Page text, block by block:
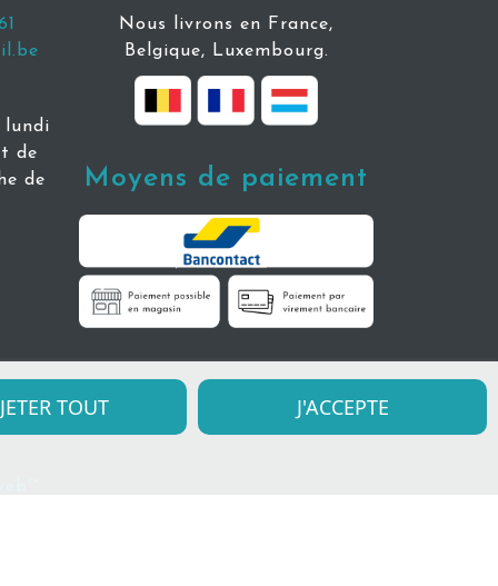
TOUT J'ACCEPTE
lundi
de
de
Nous livrons en France,
Belgique, Luxembourg.
Moyens de paiement